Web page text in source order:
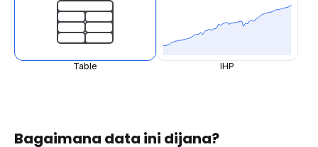
Table IHP
Bagaimana data ini dijana?